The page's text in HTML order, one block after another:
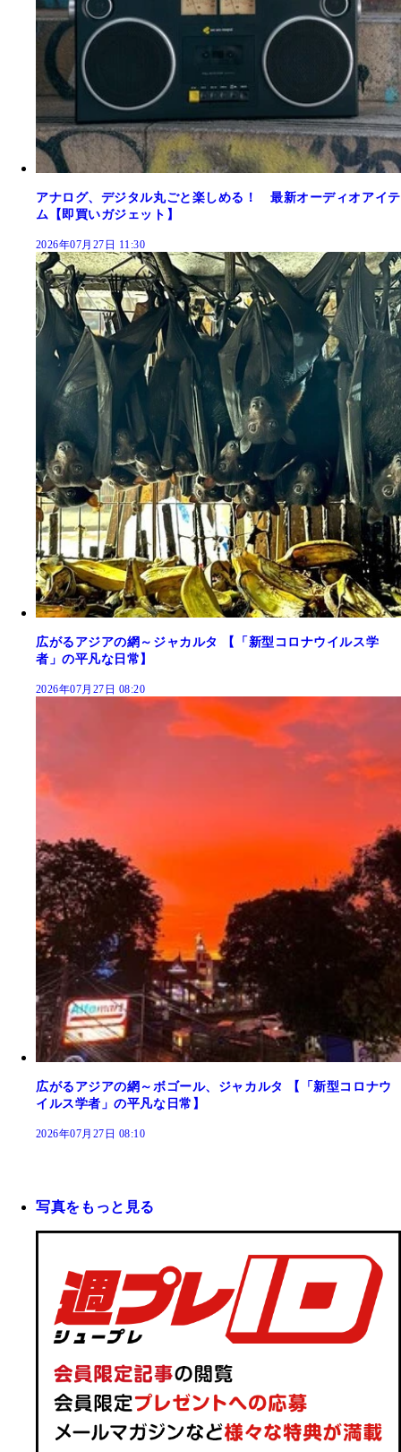
アナログ、デジタル丸ごと楽しめる！ 最新オーディオアイテ
ム【即買いガジェット】
2026年07月27日 11:30
広がるアジアの網～ジャカルタ 【「新型コロナウイルス学
者」の平凡な日常】
2026年07月27日 08:20
広がるアジアの網～ボゴール、ジャカルタ 【「新型コロナウ
イルス学者」の平凡な日常】
2026年07月27日 08:10
写真をもっと見る